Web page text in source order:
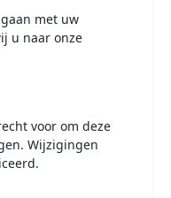
met uw
u naar onze
voor om deze
Wijzigingen